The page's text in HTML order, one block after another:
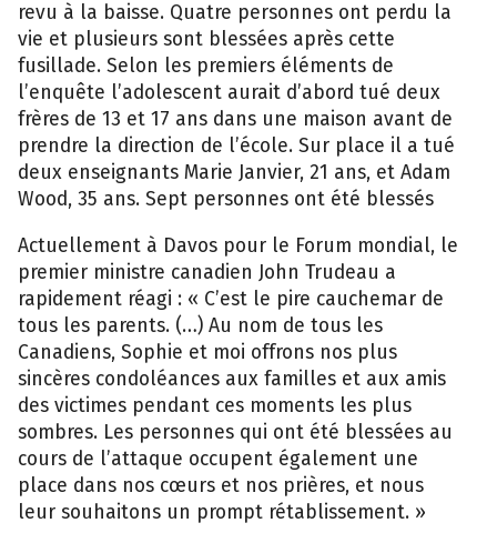
revu à la baisse. Quatre personnes ont perdu la
vie et plusieurs sont blessées après cette
fusillade. Selon les premiers éléments de
l’enquête l’adolescent aurait d’abord tué deux
frères de 13 et 17 ans dans une maison avant de
prendre la direction de l’école. Sur place il a tué
deux enseignants Marie Janvier, 21 ans, et Adam
Wood, 35 ans. Sept personnes ont été blessés
Actuellement à Davos pour le Forum mondial, le
premier ministre canadien John Trudeau a
rapidement réagi : « C’est le pire cauchemar de
tous les parents. (…) Au nom de tous les
Canadiens, Sophie et moi offrons nos plus
sincères condoléances aux familles et aux amis
des victimes pendant ces moments les plus
sombres. Les personnes qui ont été blessées au
cours de l’attaque occupent également une
place dans nos cœurs et nos prières, et nous
leur souhaitons un prompt rétablissement. »